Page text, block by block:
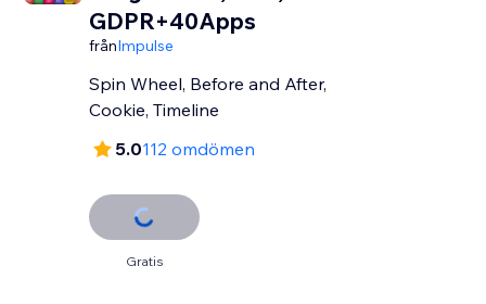
GDPR+40Apps
frånImpulse
Spin Wheel, Before and After,
Cookie, Timeline
5.0112 omdömen
Gratis